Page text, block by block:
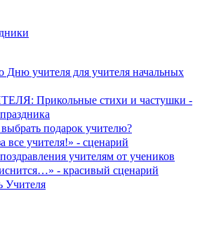
Дню учителя для учителя начальных
Прикольные стихи и частушки -
подарок учителю?
все учителя!» - сценарий
учителям от учеников
- красивый сценарий
Учителя